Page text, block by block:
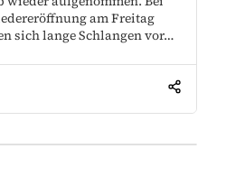
am Freitag
sich lange Schlangen vor…